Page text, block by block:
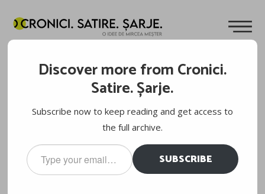
Discover more from Cronici.
Satire. Șarje.
Subscribe now to keep reading and get access to
the full archive.
Type
your
email…
SUBSCRIBE